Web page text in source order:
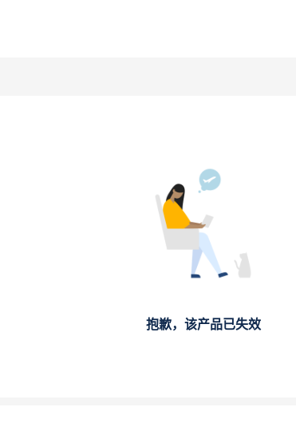
抱歉，该产品已失效